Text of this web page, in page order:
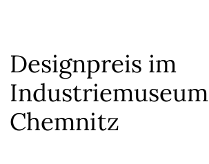
Designpreis im
Industriemuseum
Chemnitz